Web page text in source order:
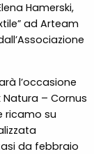
Hamerski,
ad Arteam
l’occasione
Natura – Cornus
ricamo su
da febbraio